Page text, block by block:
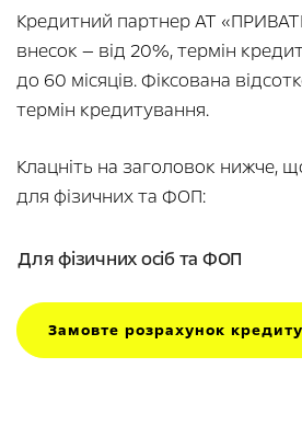
Кредитний партнер АТ
внесок — від 20%, термін
до 60 місяців. Фіксована
термін кредитування.
Клацніть на заголовок нижче,
для фізичних та ФОП:
Для фізичних осіб та ФОП
Замовте розрахунок кредиту